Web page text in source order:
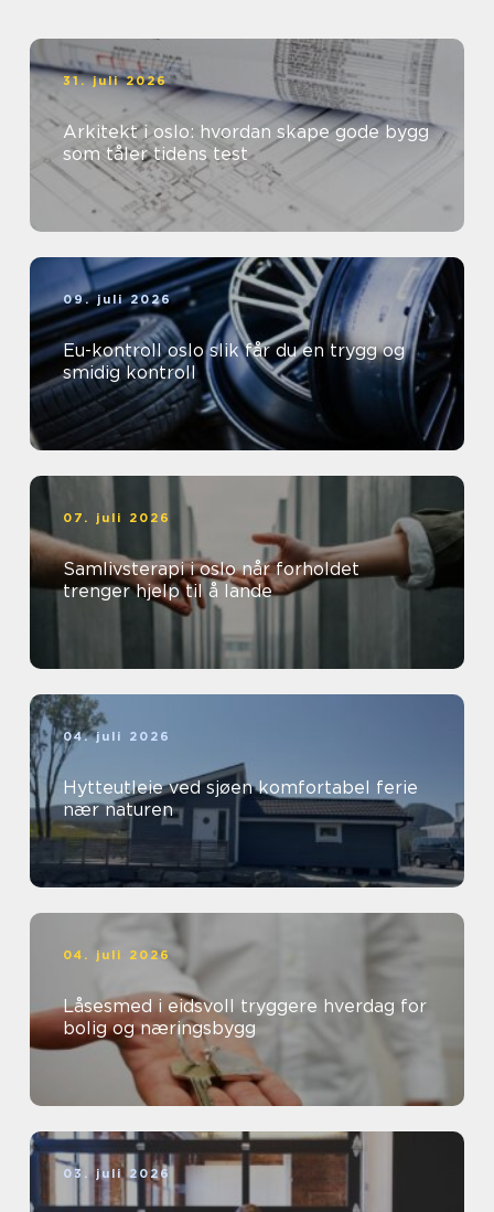
31. juli 2026
Arkitekt i oslo: hvordan skape gode bygg
som tåler tidens test
09. juli 2026
Eu-kontroll oslo slik får du en trygg og
smidig kontroll
07. juli 2026
Samlivsterapi i oslo når forholdet
trenger hjelp til å lande
04. juli 2026
Hytteutleie ved sjøen komfortabel ferie
nær naturen
04. juli 2026
Låsesmed i eidsvoll tryggere hverdag for
bolig og næringsbygg
03. juli 2026